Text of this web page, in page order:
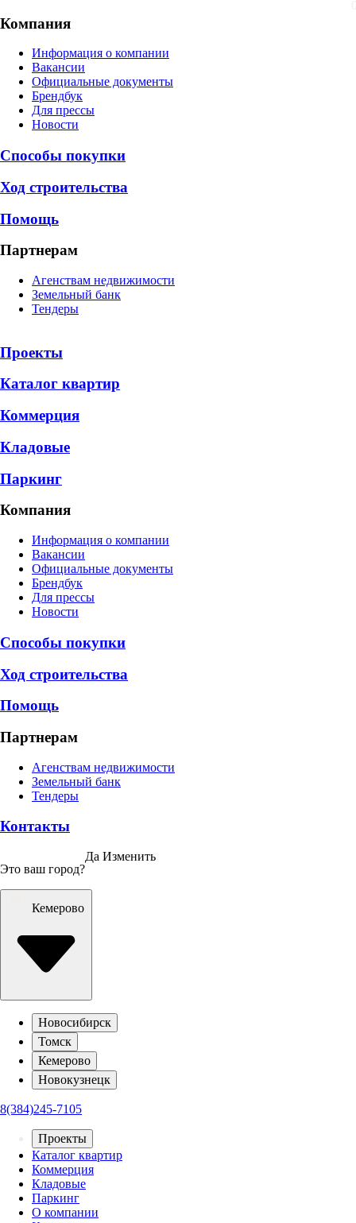
Компания
Информация о компании
Вакансии
Официальные документы
Брендбук
Для прессы
Новости
Способы покупки
Ход строительства
Помощь
Партнерам
Агенствам недвижимости
Земельный банк
Тендеры
Проекты
Каталог квартир
Коммерция
Кладовые
Паркинг
Компания
Информация о компании
Вакансии
Официальные документы
Брендбук
Для прессы
Новости
Способы покупки
Ход строительства
Помощь
Партнерам
Агенствам недвижимости
Земельный банк
Тендеры
Контакты
Это ваш город?
Да Изменить
Кемерово
Новосибирск
Томск
Кемерово
Новокузнецк
8(384)245-7105
Проекты
Каталог квартир
Коммерция
Кладовые
Паркинг
О компании